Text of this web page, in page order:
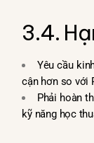
3.4.
Yêu cầu
cận hơn so với
Phải hoàn
kỹ năng học